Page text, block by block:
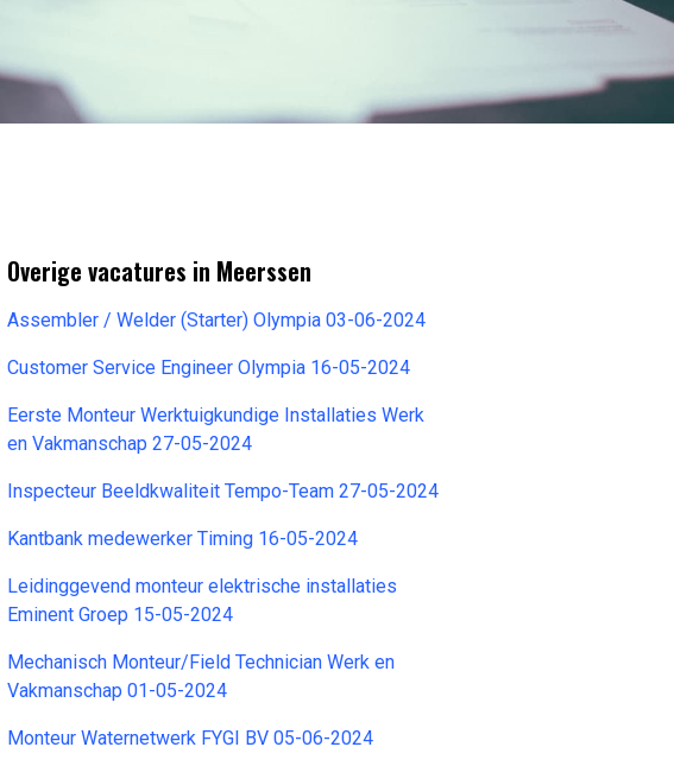
Overige vacatures in Meerssen
Assembler / Welder (Starter) Olympia 03-06-2024
Customer Service Engineer Olympia 16-05-2024
Eerste Monteur Werktuigkundige Installaties Werk
en Vakmanschap 27-05-2024
Inspecteur Beeldkwaliteit Tempo-Team 27-05-2024
Kantbank medewerker Timing 16-05-2024
Leidinggevend monteur elektrische installaties
Eminent Groep 15-05-2024
Mechanisch Monteur/Field Technician Werk en
Vakmanschap 01-05-2024
Monteur Waternetwerk FYGI BV 05-06-2024